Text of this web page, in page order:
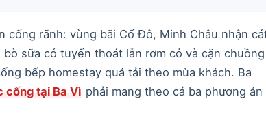
cống rãnh: vùng bãi Cổ Đô, Minh Châu nhận
sữa có tuyến thoát lẫn rơm cỏ và cặn chuồng
bếp homestay quá tải theo mùa khách. Ba
cống tại Ba Vì phải mang theo cả ba phương án